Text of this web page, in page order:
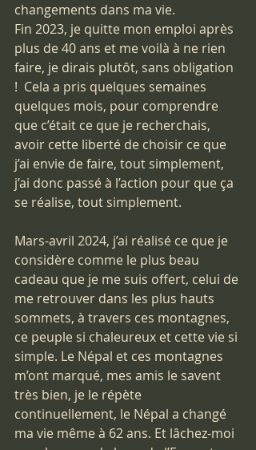
changements dans ma vie.
Fin 2023, je quitte mon emploi après
plus de 40 ans et me voilà à ne rien
faire, je dirais plutôt, sans obligation
!  Cela a pris quelques semaines
quelques mois, pour comprendre
que c’était ce que je recherchais,
avoir cette liberté de choisir ce que
j’ai envie de faire, tout simplement,
j’ai donc passé à l’action pour que ça
se réalise, tout simplement.
Mars-avril 2024, j’ai réalisé ce que je
considère comme le plus beau
cadeau que je me suis offert, celui de
me retrouver dans les plus hauts
sommets, à travers ces montagnes,
ce peuple si chaleureux et cette vie si
simple. Le Népal et ces montagnes
m’ont marqué, mes amis le savent
très bien, je le répète
continuellement, le Népal a changé
ma vie même à 62 ans. Et lâchez-moi